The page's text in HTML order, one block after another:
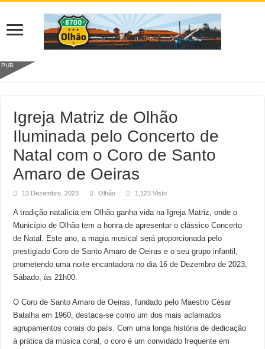
PUB
Igreja Matriz de Olhão
Iluminada pelo Concerto de
Natal com o Coro de Santo
Amaro de Oeiras
13 Dezembro, 2023 Olhão 1,123 Visto
A tradição natalícia em Olhão ganha vida na Igreja Matriz, onde o
Município de Olhão tem a honra de apresentar o clássico Concerto
de Natal. Este ano, a magia musical será proporcionada pelo
prestigiado Coro de Santo Amaro de Oeiras e o seu grupo infantil,
prometendo uma noite encantadora no dia 16 de Dezembro de 2023,
Sábado, às 21h00.
O Coro de Santo Amaro de Oeiras, fundado pelo Maestro César
Batalha em 1960, destaca-se como um dos mais aclamados
agrupamentos corais do país. Com uma longa história de dedicação
à prática da música coral, o coro é um convidado frequente em